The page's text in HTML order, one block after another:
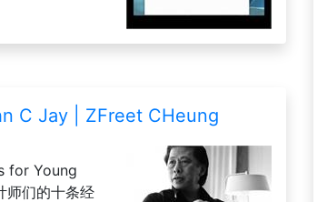
C Jay | ZFreet CHeung
for Young
师们的十条经